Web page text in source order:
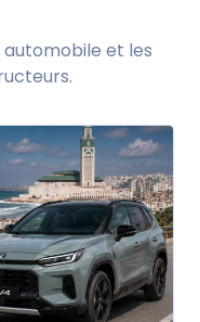
et les